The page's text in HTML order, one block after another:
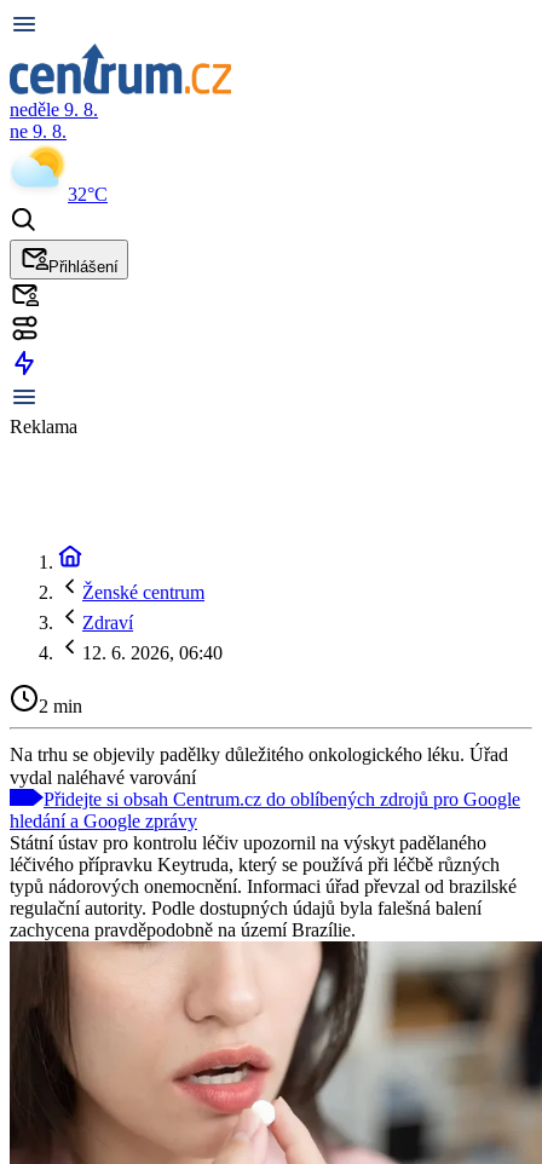
neděle 9. 8.
ne 9. 8.
32°C
Přihlášení
Reklama
Ženské centrum
Zdraví
12. 6. 2026, 06:40
2 min
Na trhu se objevily padělky důležitého onkologického léku. Úřad
vydal naléhavé varování
Přidejte si obsah Centrum.cz do oblíbených zdrojů pro Google
hledání a Google zprávy
Státní ústav pro kontrolu léčiv upozornil na výskyt padělaného
léčivého přípravku Keytruda, který se používá při léčbě různých
typů nádorových onemocnění. Informaci úřad převzal od brazilské
regulační autority. Podle dostupných údajů byla falešná balení
zachycena pravděpodobně na území Brazílie.